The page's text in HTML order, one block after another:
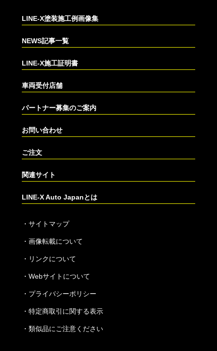
LINE-X塗装施工例画像集
NEWS記事一覧
LINE-X施工証明書
車両受付店舗
パートナー募集のご案内
お問い合わせ
ご注文
関連サイト
LINE-X Auto Japanとは
・ サイトマップ
・ 画像転載について
・ リンクについて
・ Webサイトについて
・ プライバシーポリシー
・ 特定商取引に関する表示
・ 類似品にご注意ください